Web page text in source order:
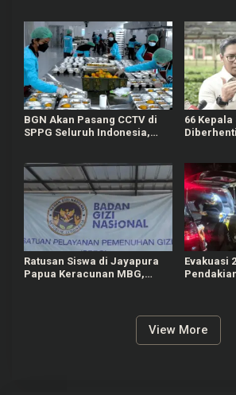
BGN Akan Pasang CCTV di
SPPG Seluruh Indonesia,
66 Kepala
Ratusan Siswa di Jayapura
Papua Keracunan MBG,
Evakuasi
View More